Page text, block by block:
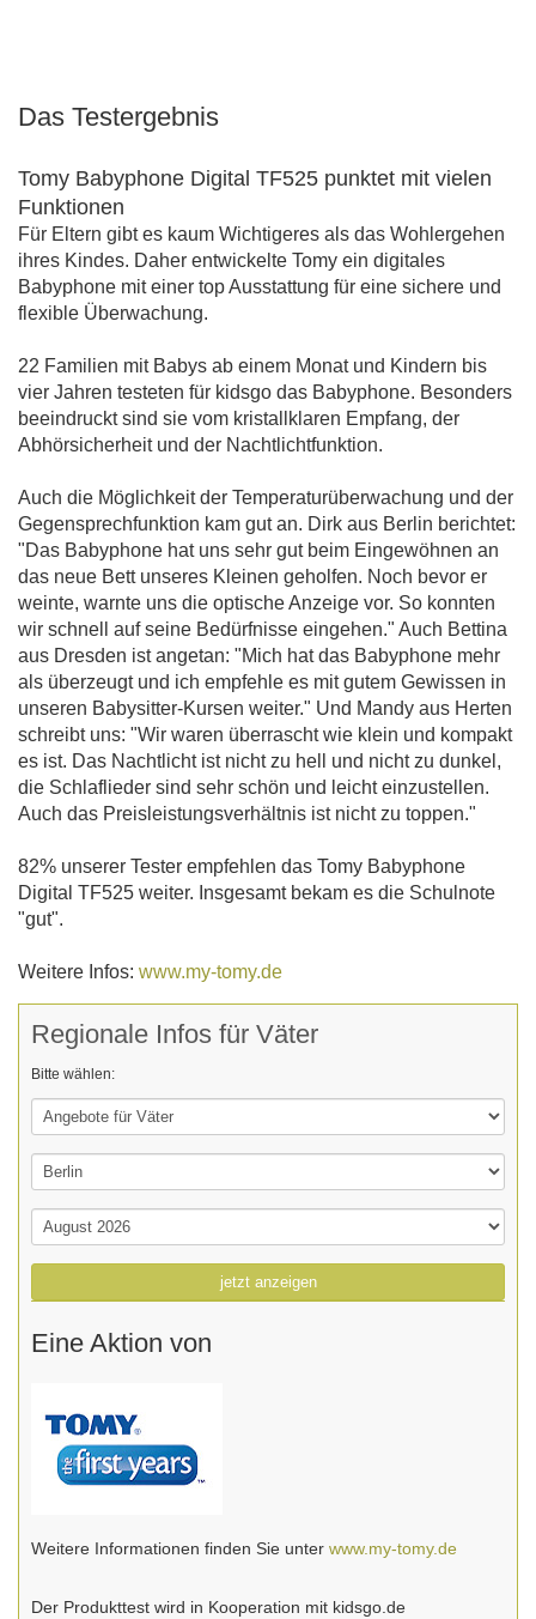
Das Testergebnis
Tomy Babyphone Digital TF525 punktet mit vielen
Funktionen
Für Eltern gibt es kaum Wichtigeres als das Wohlergehen
ihres Kindes. Daher entwickelte Tomy ein digitales
Babyphone mit einer top Ausstattung für eine sichere und
flexible Überwachung.
22 Familien mit Babys ab einem Monat und Kindern bis
vier Jahren testeten für kidsgo das Babyphone. Besonders
beeindruckt sind sie vom kristallklaren Empfang, der
Abhörsicherheit und der Nachtlichtfunktion.
Auch die Möglichkeit der Temperaturüberwachung und der
Gegensprechfunktion kam gut an. Dirk aus Berlin berichtet:
"Das Babyphone hat uns sehr gut beim Eingewöhnen an
das neue Bett unseres Kleinen geholfen. Noch bevor er
weinte, warnte uns die optische Anzeige vor. So konnten
wir schnell auf seine Bedürfnisse eingehen." Auch Bettina
aus Dresden ist angetan: "Mich hat das Babyphone mehr
als überzeugt und ich empfehle es mit gutem Gewissen in
unseren Babysitter-Kursen weiter." Und Mandy aus Herten
schreibt uns: "Wir waren überrascht wie klein und kompakt
es ist. Das Nachtlicht ist nicht zu hell und nicht zu dunkel,
die Schlaflieder sind sehr schön und leicht einzustellen.
Auch das Preisleistungsverhältnis ist nicht zu toppen."
82% unserer Tester empfehlen das Tomy Babyphone
Digital TF525 weiter. Insgesamt bekam es die Schulnote
"gut".
Weitere Infos: www.my-tomy.de
Regionale Infos für Väter
Bitte wählen:
jetzt anzeigen
Eine Aktion von
Weitere Informationen finden Sie unter www.my-tomy.de
Der Produkttest wird in Kooperation mit kidsgo.de